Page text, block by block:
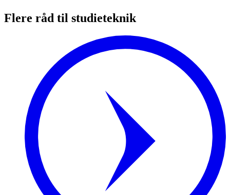
Flere råd til studieteknik